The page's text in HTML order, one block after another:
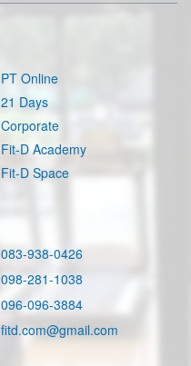
PT Online
21 Days
Corporate
Fit-D Academy
Fit-D Space
083-938-0426
098-281-1038
096-096-3884
fitd.com@gmail.com